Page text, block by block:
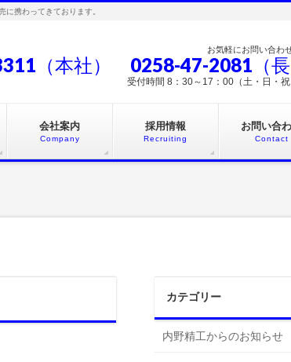
携わってきております。
お気軽にお問い合わ
（本社） 0258-47-2081（長
受付時間 8：30～17：00（土・日・祝
会社案内
Company
採用情報
Recruiting
お問い合
Contact
カテゴリー
内野精工からのお知らせ